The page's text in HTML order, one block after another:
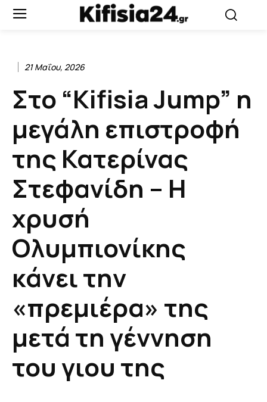
21 Μαΐου, 2026
Στο “Kifisia Jump” η
μεγάλη επιστροφή
της Κατερίνας
Στεφανίδη – Η
χρυσή
Ολυμπιονίκης
κάνει την
«πρεμιέρα» της
μετά τη γέννηση
του γιου της